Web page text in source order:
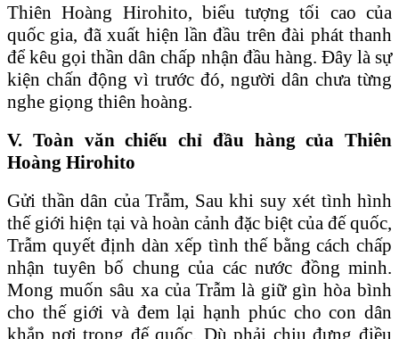
Thiên Hoàng Hirohito, biểu tượng tối cao của
quốc gia, đã xuất hiện lần đầu trên đài phát thanh
để kêu gọi thần dân chấp nhận đầu hàng. Đây là sự
kiện chấn động vì trước đó, người dân chưa từng
nghe giọng thiên hoàng.
V. Toàn văn chiếu chỉ đầu hàng của Thiên
Hoàng Hirohito
Gửi thần dân của Trẫm, Sau khi suy xét tình hình
thế giới hiện tại và hoàn cảnh đặc biệt của đế quốc,
Trẫm quyết định dàn xếp tình thế bằng cách chấp
nhận tuyên bố chung của các nước đồng minh.
Mong muốn sâu xa của Trẫm là giữ gìn hòa bình
cho thế giới và đem lại hạnh phúc cho con dân
khắp nơi trong đế quốc. Dù phải chịu đựng điều